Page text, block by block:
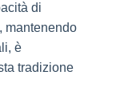
di
mantenendo
è
tradizione